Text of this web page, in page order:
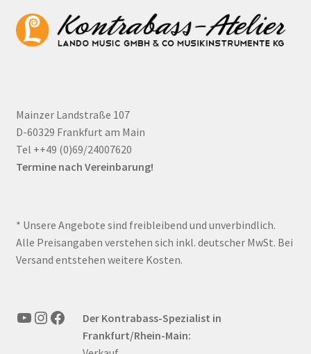
Mainzer Landstraße 107
D-60329 Frankfurt am Main
Tel ++49 (0)69/24007620
Termine nach Vereinbarung!
* Unsere Angebote sind freibleibend und unverbindlich.
Alle Preisangaben verstehen sich inkl. deutscher MwSt. Bei
Versand entstehen weitere Kosten.
YouTube
Instagram
FacebookDer Kontrabass-Spezialist in
Frankfurt/Rhein-Main: